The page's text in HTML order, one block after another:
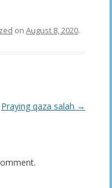
on August 8, 2020.
Praying qaza salah →